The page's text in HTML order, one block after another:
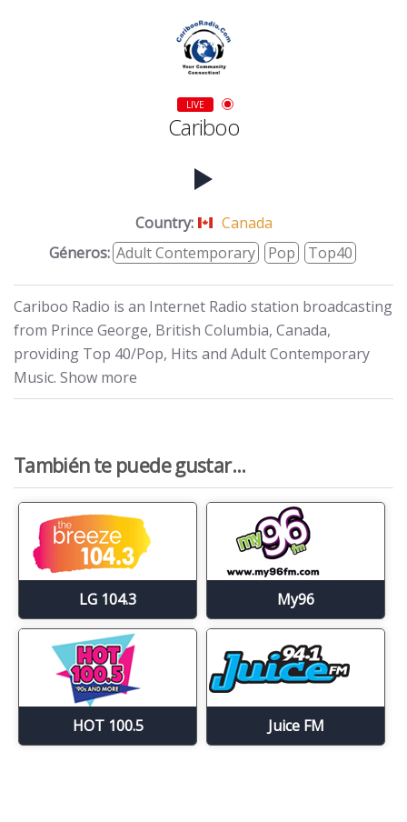
LIVE
Cariboo
Country:
Canada
Géneros: Adult Contemporary Pop Top40
Cariboo Radio is an Internet Radio station broadcasting
from Prince George, British Columbia, Canada,
providing Top 40/Pop, Hits and Adult Contemporary
Music. Show more
También te puede gustar...
LG 104.3 My96
HOT 100.5 Juice FM